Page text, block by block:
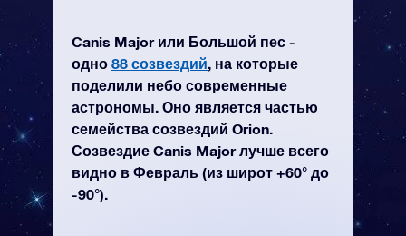
Canis Major или Большой пес -
одно 88 созвездий, на которые
поделили небо современные
астрономы. Оно является частью
семейства созвездий Orion.
Созвездие Canis Major лучше всего
видно в Февраль (из широт +60° до
-90°).